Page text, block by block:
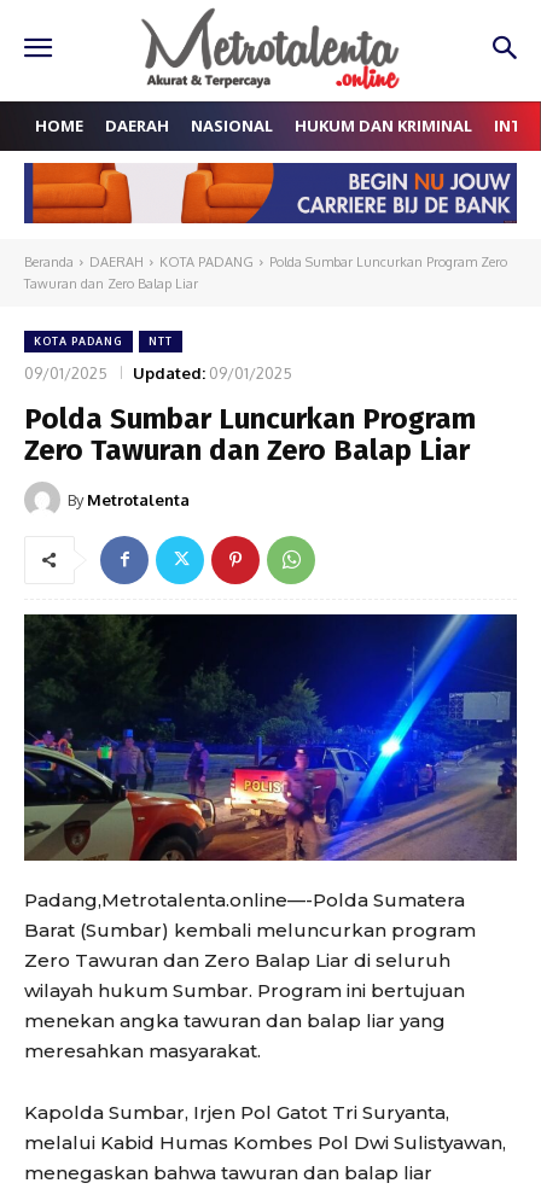
HOME DAERAH NASIONAL HUKUM DAN KRIMINAL
Beranda DAERAH KOTA PADANG
Polda Sumbar Luncurkan Program Zero
Tawuran dan Zero Balap Liar
KOTA PADANG NTT
09/01/2025 Updated: 09/01/2025
Polda Sumbar Luncurkan Program
Zero Tawuran dan Zero Balap Liar
By Metrotalenta
Padang,Metrotalenta.online—-Polda Sumatera
Barat (Sumbar) kembali meluncurkan program
Zero Tawuran dan Zero Balap Liar di seluruh
wilayah hukum Sumbar. Program ini bertujuan
menekan angka tawuran dan balap liar yang
meresahkan masyarakat.
Kapolda Sumbar, Irjen Pol Gatot Tri Suryanta,
melalui Kabid Humas Kombes Pol Dwi Sulistyawan,
menegaskan bahwa tawuran dan balap liar